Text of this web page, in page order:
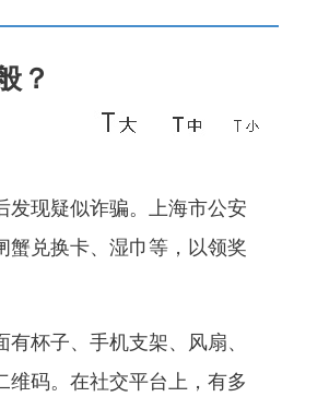
？
现疑似诈骗。上海市公安
蟹兑换卡、湿巾等，以领奖
杯子、手机支架、风扇、
码。在社交平台上，有多